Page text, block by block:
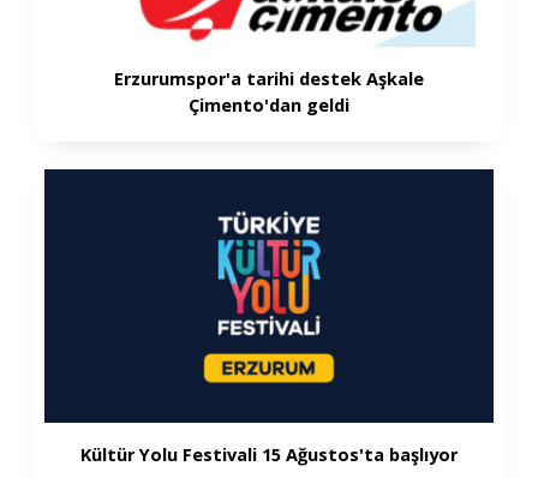
Erzurumspor'a tarihi destek Aşkale
Çimento'dan geldi
Kültür Yolu Festivali 15 Ağustos'ta başlıyor